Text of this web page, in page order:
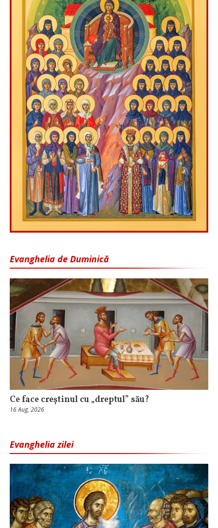
Evanghelia de Duminică
Ce face creștinul cu „dreptul” său?
16 Aug, 2026
Evanghelia zilei